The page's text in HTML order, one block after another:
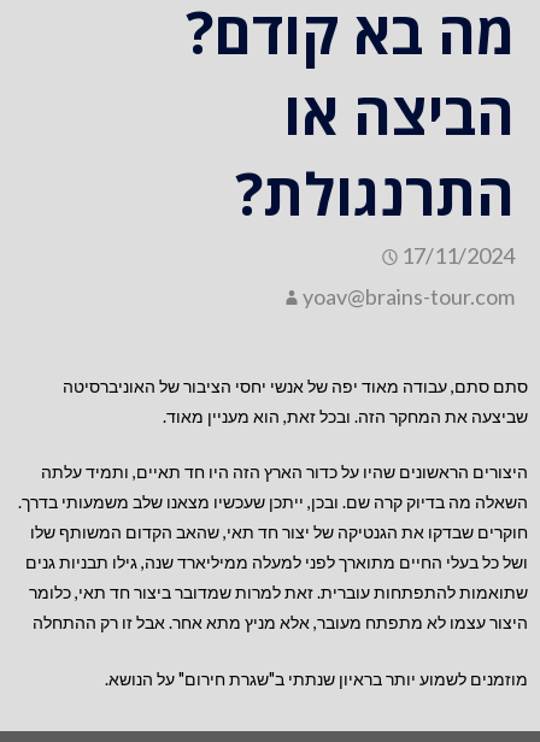
מה בא קודם?
הביצה או
התרנגולת?
17/11/2024
yoav@brains-tour.com
סתם סתם, עבודה מאוד יפה של אנשי יחסי הציבור של האוניברסיטה
שביצעה את המחקר הזה. ובכל זאת, הוא מעניין מאוד.
היצורים הראשונים שהיו על כדור הארץ הזה היו חד תאיים, ותמיד עלתה
השאלה מה בדיוק קרה שם. ובכן, ייתכן שעכשיו מצאנו שלב משמעותי בדרך.
חוקרים שבדקו את הגנטיקה של יצור חד תאי, שהאב הקדום המשותף שלו
ושל כל בעלי החיים מתוארך לפני למעלה ממיליארד שנה, גילו תבניות גנים
שתואמות להתפתחות עוברית. זאת למרות שמדובר ביצור חד תאי, כלומר
היצור עצמו לא מתפתח מעובר, אלא מניץ מתא אחר. אבל זו רק ההתחלה
מוזמנים לשמוע יותר בראיון שנתתי ב"שגרת חירום" על הנושא.